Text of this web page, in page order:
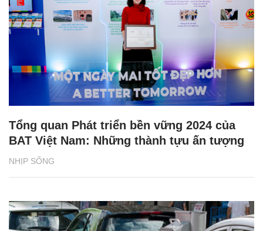
NHỊP SỐNG
Tổng quan Phát triển bền vững 2024 của
BAT Việt Nam: Những thành tựu ấn tượng